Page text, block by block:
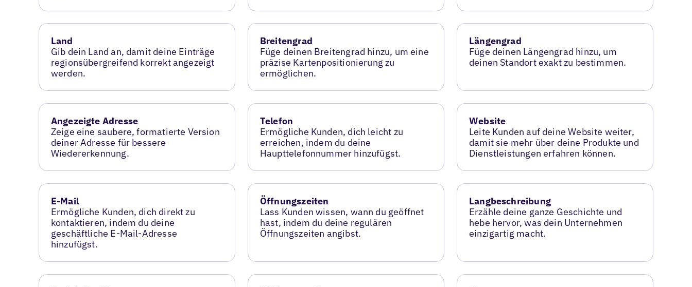
Land
Gib dein Land an, damit deine Einträge
regionsübergreifend korrekt angezeigt
werden.
Breitengrad
Füge deinen Breitengrad hinzu, um eine
präzise Kartenpositionierung zu
ermöglichen.
Längengrad
Füge deinen Längengrad hinzu, um
deinen Standort exakt zu bestimmen.
Angezeigte Adresse
Zeige eine saubere, formatierte Version
deiner Adresse für bessere
Wiedererkennung.
Telefon
Ermögliche Kunden, dich leicht zu
erreichen, indem du deine
Haupttelefonnummer hinzufügst.
Website
Leite Kunden auf deine Website weiter,
damit sie mehr über deine Produkte und
Dienstleistungen erfahren können.
E-Mail
Ermögliche Kunden, dich direkt zu
kontaktieren, indem du deine
geschäftliche E-Mail-Adresse
hinzufügst.
Öffnungszeiten
Lass Kunden wissen, wann du geöffnet
hast, indem du deine regulären
Öffnungszeiten angibst.
Langbeschreibung
Erzähle deine ganze Geschichte und
hebe hervor, was dein Unternehmen
einzigartig macht.